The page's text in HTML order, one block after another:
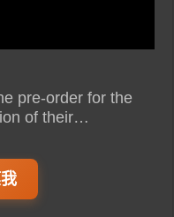
pre-order for the
of their…